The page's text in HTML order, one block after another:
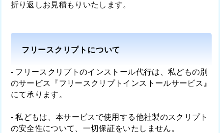
折り返しお見積もりいたします。
フリースクリプトについて
- フリースクリプトのインストール代行は、私どもの別
のサービス『フリースクリプトインストールサービス 』
にて承ります。
- 私どもは、本サービスで使用する他社製のスクリプト
の安全性について、一切保証をいたしません。